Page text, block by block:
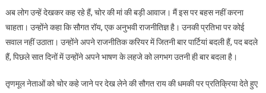
अब लोग उन्हें देखकर कह रहे हैं, चोर की मां की बड़ी आवाज। मैं इस पर बहस नहीं करना
चाहता। उन्होंने कहा कि सौगत रॉय, एक अनुभवी राजनीतिज्ञ है। उनकी प्रतिभा पर कोई
सवाल नहीं उठाता। उन्होंने अपने राजनीतिक करियर में जितनी बार पार्टियां बदली हैं, पद बदले
हैं, पिछले सात दिनों में उन्होंने अपने भाषण के लहजे को लगभग उतनी ही बार बदला है।
तृणमूल नेताओं को चोर कहे जाने पर देख लेने की सौगत राय की धमकी पर प्रतिक्रिया देते हुए